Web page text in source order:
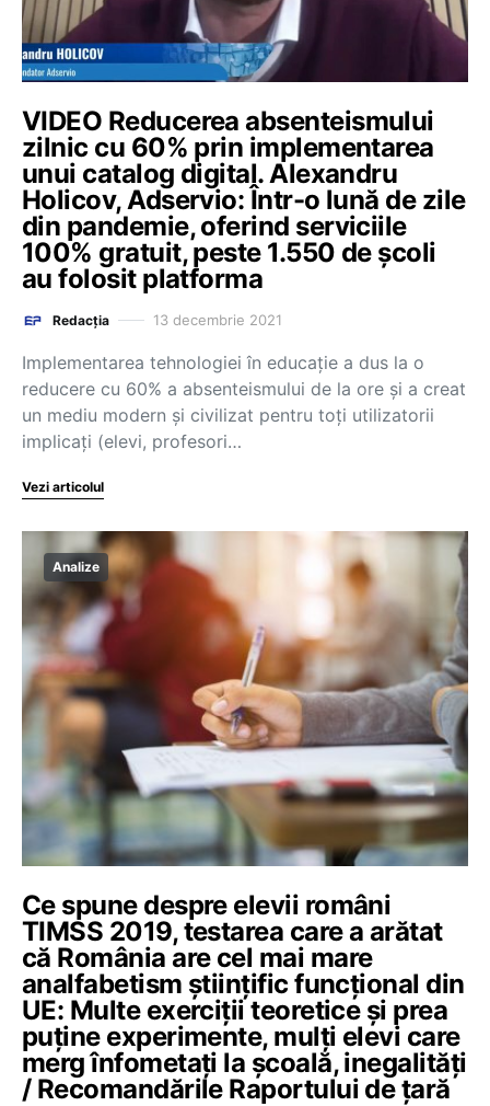
VIDEO Reducerea absenteismului
zilnic cu 60% prin implementarea
unui catalog digital. Alexandru
Holicov, Adservio: Într-o lună de zile
din pandemie, oferind serviciile
100% gratuit, peste 1.550 de școli
au folosit platforma
Redacția 13 decembrie 2021
Implementarea tehnologiei în educație a dus la o
reducere cu 60% a absenteismului de la ore și a creat
un mediu modern și civilizat pentru toți utilizatorii
implicați (elevi, profesori…
Vezi articolul
Analize
Ce spune despre elevii români
TIMSS 2019, testarea care a arătat
că România are cel mai mare
analfabetism științific funcțional din
UE: Multe exerciții teoretice și prea
puține experimente, mulți elevi care
merg înfometați la școală, inegalități
/ Recomandările Raportului de țară